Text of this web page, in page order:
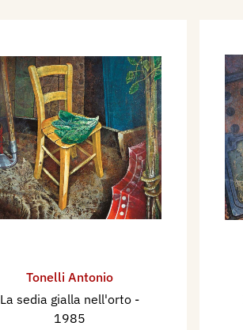
Tonelli Antonio
La sedia gialla nell'orto -
1985